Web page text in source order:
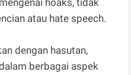
atau hate speech.
dengan hasutan,
berbagai aspek